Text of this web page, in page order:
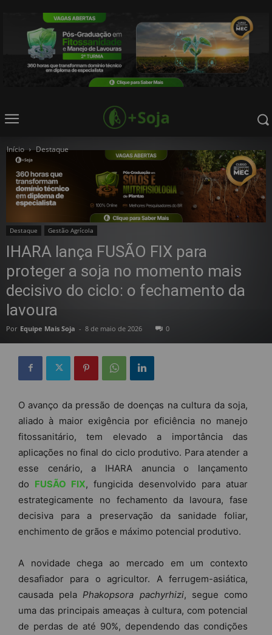
Início Destaque
Destaque Gestão Agrícola
IHARA lança FUSÃO FIX para
proteger a soja no momento mais
decisivo do ciclo: o fechamento da
lavoura
Por Equipe Mais Soja - 8 de maio de 2026 0
O avanço da pressão de doenças na cultura da soja,
aliado à maior exigência por eficiência no manejo
fitossanitário, tem elevado a importância das
aplicações no final do ciclo produtivo. Para atender a
esse cenário, a IHARA anuncia o lançamento
do FUSÃO FIX, fungicida desenvolvido para atuar
estrategicamente no fechamento da lavoura, fase
decisiva para a preservação da sanidade foliar,
enchimento de grãos e máximo potencial produtivo.
A novidade chega ao mercado em um contexto
desafiador para o agricultor. A ferrugem-asiática,
causada pela Phakopsora pachyrhizi, segue como
uma das principais ameaças à cultura, com potencial
de perdas de até 90%, dependendo das condições